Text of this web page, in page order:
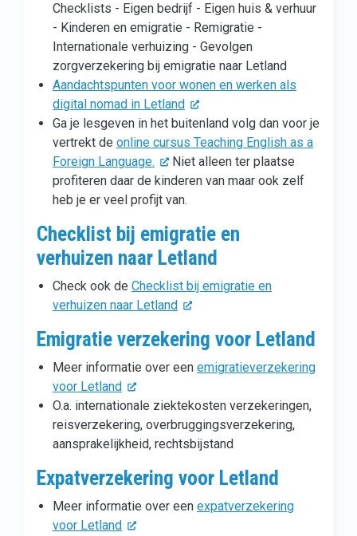
Checklists - Eigen bedrijf - Eigen huis & verhuur
- Kinderen en emigratie - Remigratie -
Internationale verhuizing - Gevolgen
zorgverzekering bij emigratie naar Letland
Aandachtspunten voor wonen en werken als
digital nomad in Letland
Ga je lesgeven in het buitenland volg dan voor je
vertrekt de online cursus Teaching English as a
Foreign Language.
Niet alleen ter plaatse
profiteren daar de kinderen van maar ook zelf
heb je er veel profijt van.
Checklist bij emigratie en
verhuizen naar Letland
Check ook de Checklist bij emigratie en
verhuizen naar Letland
Emigratie verzekering voor Letland
Meer informatie over een emigratieverzekering
voor Letland
O.a. internationale ziektekosten verzekeringen,
reisverzekering, overbruggingsverzekering,
aansprakelijkheid, rechtsbijstand
Expatverzekering voor Letland
Meer informatie over een expatverzekering
voor Letland